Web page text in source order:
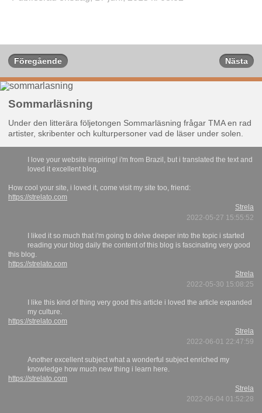
Föregående Nästa
Sommarläsning
Under den litterära följetongen Sommarläsning frågar TMA en rad
artister, skribenter och kulturpersoner vad de läser under solen.
I love your website inspiring! i'm from Brazil, but i translated the text and
loved it excellent blog.
How cool your site, i loved it, come visit my site too, friend:
https://strelato.com
Strela
2022-05-27 15:55:52
I liked it so much that i'm going to delve deeper into the topic i started
reading your blog daily the content of this blog is fascinating very good
this blog.
https://strelato.com
Strela
2022-05-30 15:08:25
I like this kind of thing very good this article i loved the article expanded
my culture.
https://strelato.com
Strela
2022-06-01 22:47:59
Another excellent subject what a wonderful subject enriched my
knowledge how much new thing i learn here.
https://strelato.com
Strela
2022-06-04 01:52:28